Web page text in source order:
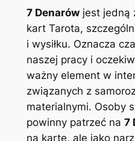
7 Denarówjest jedną
kart Tarota,
i wysiłku. Oznacza
naszej pracy i
ważny element w
związanych z
materialnymi. Osoby
powinny patrzeć na 7
na kartę, ale jako